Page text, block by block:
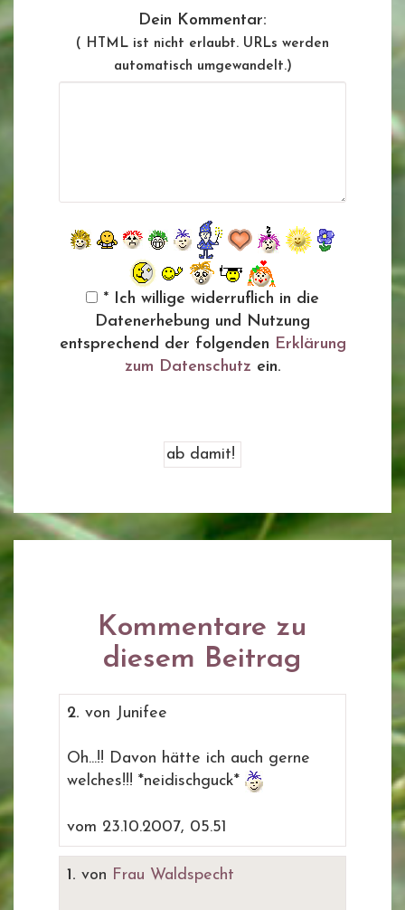
Dein Kommentar:
( HTML ist nicht erlaubt. URLs werden
automatisch umgewandelt.)
* Ich willige widerruflich in die
Datenerhebung und Nutzung
entsprechend der folgenden Erklärung
zum Datenschutz ein.
Kommentare zu
diesem Beitrag
2. von Junifee
Oh...!! Davon hätte ich auch gerne
welches!!! *neidischguck*
vom 23.10.2007, 05.51
1. von Frau Waldspecht